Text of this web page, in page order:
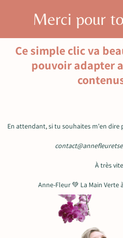
Merci pour
Ce simple clic va
pouvoir adapter
En attendant, si tu souhaites m'en dire
À très
Anne-Fleur 💚 La Main Verte